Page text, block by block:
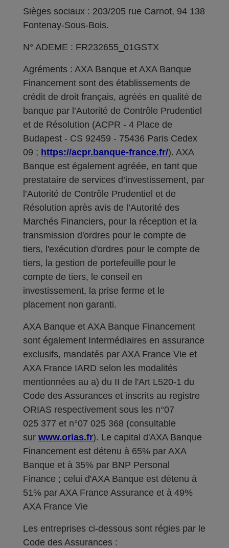
Sièges sociaux : 203/205 rue Carnot, 94 138
Fontenay-Sous-Bois.
N° ADEME : FR232655_01GSTX
Agréments : AXA Banque et AXA Banque
Financement sont des établissements de
crédit de droit français, agréés en qualité de
banque par l’Autorité de Contrôle Prudentiel
et de Résolution (ACPR - 4 Place de
Budapest - CS 92459 - 75436 Paris Cedex
09 ; https://acpr.banque-france.fr/). AXA
Banque est également agréée, en tant que
prestataire de services d’investissement, par
l’Autorité de Contrôle Prudentiel et de
Résolution après avis de l’Autorité des
Marchés Financiers, pour la réception et la
transmission d'ordres pour le compte de
tiers, l'exécution d'ordres pour le compte de
tiers, la gestion de portefeuille pour le
compte de tiers, le conseil en
investissement, la prise ferme et le
placement non garanti.
AXA Banque et AXA Banque Financement
sont également Intermédiaires en assurance
exclusifs, mandatés par AXA France Vie et
AXA France IARD selon les modalités
mentionnées au a) du II de l'Art L520-1 du
Code des Assurances et inscrits au registre
ORIAS respectivement sous les n°07
025 377 et n°07 025 368 (consultable
sur www.orias.fr). Le capital d'AXA Banque
Financement est détenu à 65% par AXA
Banque et à 35% par BNP Personal
Finance ; celui d'AXA Banque est détenu à
51% par AXA France Assurance et à 49%
AXA France Vie
Les entreprises ci-dessous sont régies par le
Code des Assurances :